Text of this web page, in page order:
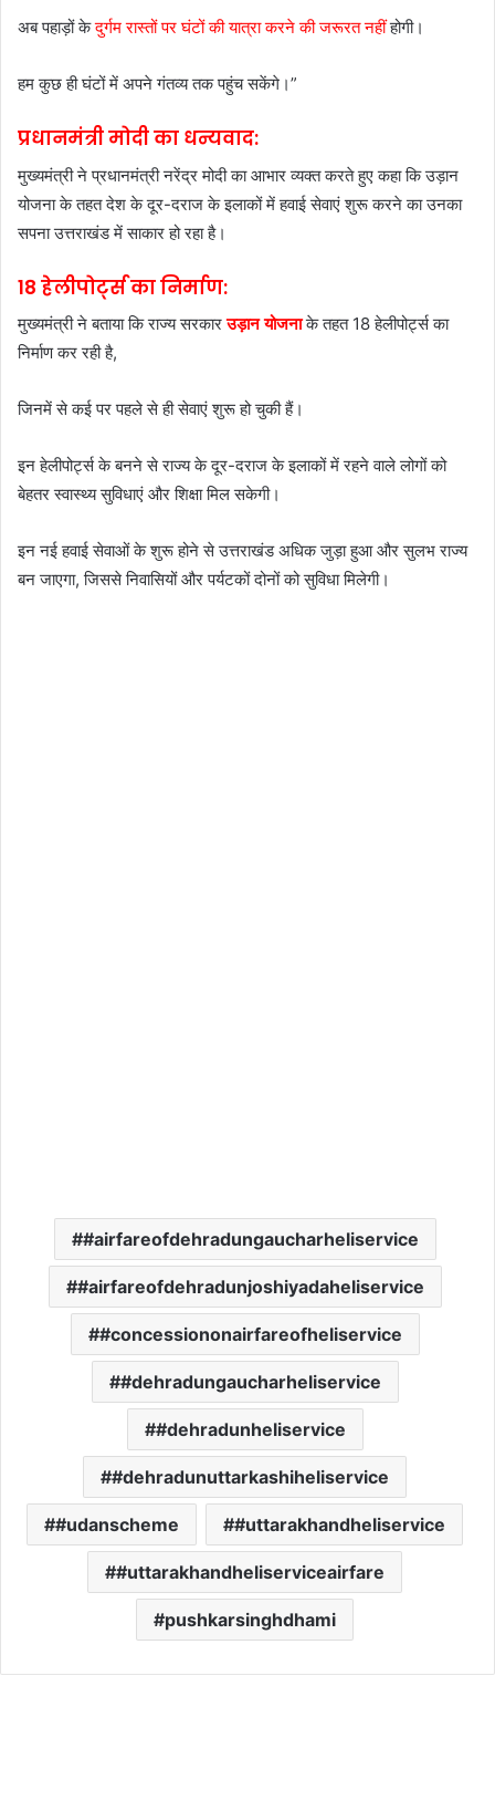
अब पहाड़ों केदुर्गम रास्तों पर घंटों की यात्रा करने की जरूरत नहींहोगी।
हम कुछ ही घंटों में अपने गंतव्य तक पहुंच सकेंगे।”
प्रधानमंत्री मोदी का धन्यवाद:
मुख्यमंत्री ने प्रधानमंत्री नरेंद्र मोदी का आभार व्यक्त करते हुए कहा कि उड़ान
योजना के तहत देश के दूर-दराज के इलाकों में हवाई सेवाएं शुरू करने का उनका
सपना उत्तराखंड में साकार हो रहा है।
18 हेलीपोर्ट्स का निर्माण:
मुख्यमंत्री ने बताया कि राज्य सरकारउड़ान योजनाके तहत 18 हेलीपोर्ट्स का
निर्माण कर रही है,
जिनमें से कई पर पहले से ही सेवाएं शुरू हो चुकी हैं।
इन हेलीपोर्ट्स के बनने से राज्य के दूर-दराज के इलाकों में रहने वाले लोगों को
बेहतर स्वास्थ्य सुविधाएं और शिक्षा मिल सकेगी।
इन नई हवाई सेवाओं के शुरू होने से उत्तराखंड अधिक जुड़ा हुआ और सुलभ राज्य
बन जाएगा, जिससे निवासियों और पर्यटकों दोनों को सुविधा मिलेगी।
#airfareofdehradungaucharheliservice
#airfareofdehradunjoshiyadaheliservice
#concessiononairfareofheliservice
#dehradungaucharheliservice
#dehradunheliservice
#dehradunuttarkashiheliservice
#udanscheme #uttarakhandheliservice
#uttarakhandheliserviceairfare
pushkarsinghdhami